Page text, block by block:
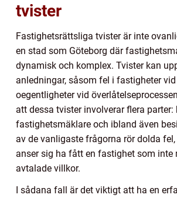
tvister
Fastighetsrättsliga tvister är inte
en stad som Göteborg där
dynamisk och komplex. Tvister kan
anledningar, såsom fel i fastigheter
oegentligheter vid
att dessa tvister involverar flera parter:
fastighetsmäklare och ibland även
av de vanligaste frågorna rör dolda
anser sig ha fått en fastighet som inte
avtalade villkor.
I sådana fall är det viktigt att ha en